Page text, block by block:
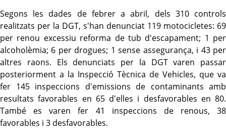
Segons les dades de febrer a abril, dels 310 controls
realitzats per la DGT, s'han denunciat 119 motocicletes: 69
per renou excessiu reforma de tub d'escapament; 1 per
alcoholèmia; 6 per drogues; 1 sense assegurança, i 43 per
altres raons. Els denunciats per la DGT varen passar
posteriorment a la Inspecció Tècnica de Vehicles, que va
fer 145 inspeccions d'emissions de contaminants amb
resultats favorables en 65 d'elles i desfavorables en 80.
També es varen fer 41 inspeccions de renous, 38
favorables i 3 desfavorables.